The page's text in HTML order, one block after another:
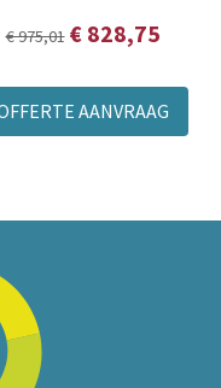
€ 975,01 € 828,75
AANVRAAG